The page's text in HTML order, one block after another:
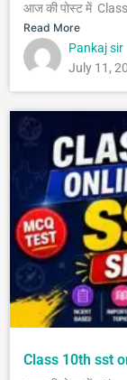
आज की पोस्ट में
Read More
Pankaj sir
July 11,
Class 10th sst